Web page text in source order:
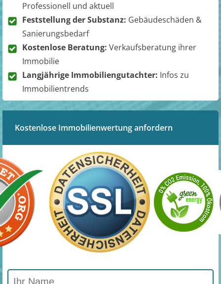
Professionell und aktuell
Feststellung der Substanz: Gebäudeschäden &
Sanierungsbedarf
Kostenlose Beratung: Verkaufsberatung ihrer
Immobilie
Langjährige Immobiliengutachter: Infos zu
Immobilientrends
Kostenlose Immobilienwertung anfordern